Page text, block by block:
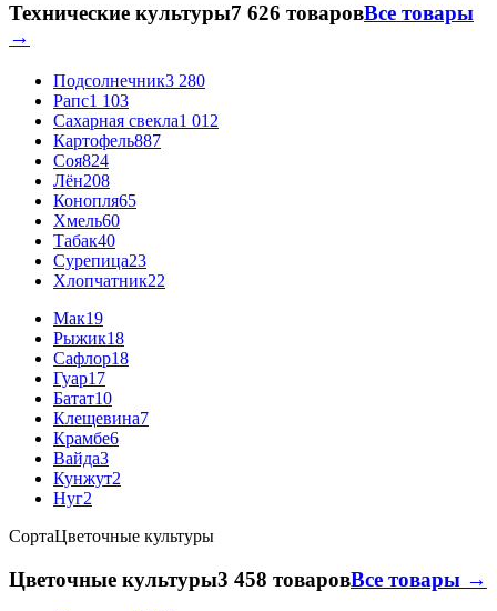
Технические культуры7 626 товаровВсе товары
→
Подсолнечник3 280
Рапс1 103
Сахарная свекла1 012
Картофель887
Соя824
Лён208
Конопля65
Хмель60
Табак40
Сурепица23
Хлопчатник22
Мак19
Рыжик18
Сафлор18
Гуар17
Батат10
Клещевина7
Крамбе6
Вайда3
Кунжут2
Нуг2
СортаЦветочные культуры
Цветочные культуры3 458 товаровВсе товары →